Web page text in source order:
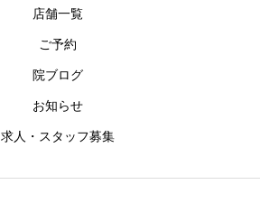
店舗一覧
ご予約
院ブログ
お知らせ
求人・スタッフ募集